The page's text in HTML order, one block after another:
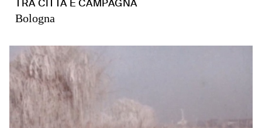
TRA CITTÀ E CAMPAGNA
Bologna